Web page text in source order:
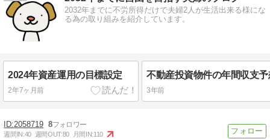
2032年までに不労所得だけで夫婦2人が生活出来る様にな
る為の取り組みを紹介しています。
2024年資産運用の目標設定
2年7ヶ月前 3年前
2058719 8
週間IN:40 週間OUT:80 月間IN:110